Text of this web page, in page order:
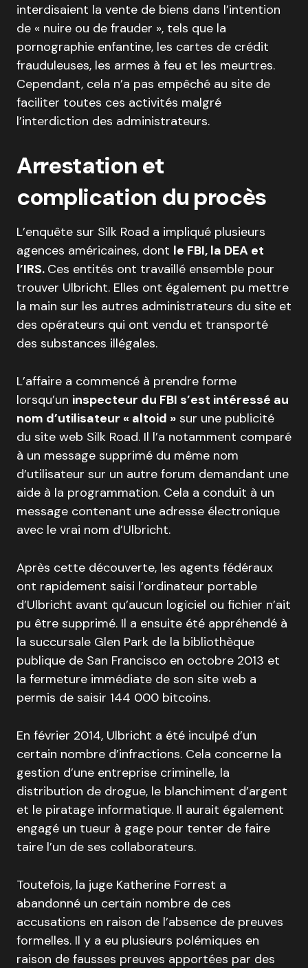
interdisaient la vente de biens dans l’intention
de « nuire ou de frauder », tels que la
pornographie enfantine, les cartes de crédit
frauduleuses, les armes à feu et les meurtres.
Cependant, cela n’a pas empêché au site de
faciliter toutes ces activités malgré
l’interdiction des administrateurs.
Arrestation et
complication du procès
L’enquête sur Silk Road a impliqué plusieurs
agences américaines, dont le FBI, la DEA et
l’IRS. Ces entités ont travaillé ensemble pour
trouver Ulbricht. Elles ont également pu mettre
la main sur les autres administrateurs du site et
des opérateurs qui ont vendu et transporté
des substances illégales.
L’affaire a commencé à prendre forme
lorsqu’un inspecteur du FBI s’est intéressé au
nom d’utilisateur « altoid » sur une publicité
du site web Silk Road. Il l’a notamment comparé
à un message supprimé du même nom
d’utilisateur sur un autre forum demandant une
aide à la programmation. Cela a conduit à un
message contenant une adresse électronique
avec le vrai nom d’Ulbricht.
Après cette découverte, les agents fédéraux
ont rapidement saisi l’ordinateur portable
d’Ulbricht avant qu’aucun logiciel ou fichier n’ait
pu être supprimé. Il a ensuite été appréhendé à
la succursale Glen Park de la bibliothèque
publique de San Francisco en octobre 2013 et
la fermeture immédiate de son site web a
permis de saisir 144 000 bitcoins.
En février 2014, Ulbricht a été inculpé d’un
certain nombre d’infractions. Cela concerne la
gestion d’une entreprise criminelle, la
distribution de drogue, le blanchiment d’argent
et le piratage informatique. Il aurait également
engagé un tueur à gage pour tenter de faire
taire l’un de ses collaborateurs.
Toutefois, la juge Katherine Forrest a
abandonné un certain nombre de ces
accusations en raison de l’absence de preuves
formelles. Il y a eu plusieurs polémiques en
raison de fausses preuves apportées par des